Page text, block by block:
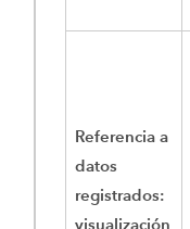
Referencia a
datos
registrados:
visualización